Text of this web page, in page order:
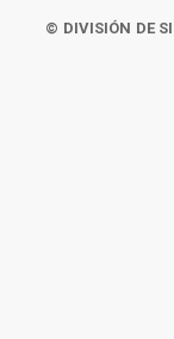
© DIVISIÓN DE